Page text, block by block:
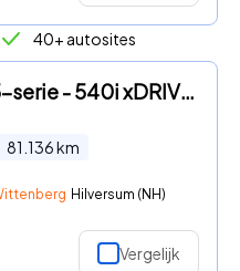
40+ autosites
BMW 5-serie - 540i xDRIVE HIGH EXECUTIVE | AUTOMAAT | UNIEK! | FULL OPTION
81.136km
Hilversum (NH)
Vergelijk